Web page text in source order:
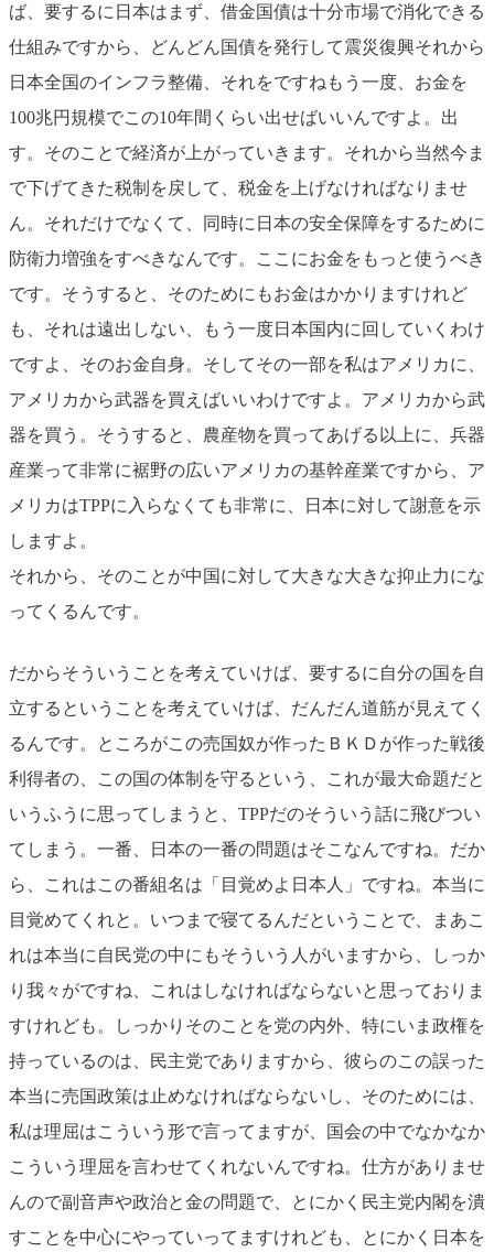
ば、要するに日本はまず、借金国債は十分市場で消化できる
仕組みですから、どんどん国債を発行して震災復興それから
日本全国のインフラ整備、それをですねもう一度、お金を
100兆円規模でこの10年間くらい出せばいいんですよ。出
す。そのことで経済が上がっていきます。それから当然今ま
で下げてきた税制を戻して、税金を上げなければなりませ
ん。それだけでなくて、同時に日本の安全保障をするために
防衛力増強をすべきなんです。ここにお金をもっと使うべき
です。そうすると、そのためにもお金はかかりますけれど
も、それは遠出しない、もう一度日本国内に回していくわけ
ですよ、そのお金自身。そしてその一部を私はアメリカに、
アメリカから武器を買えばいいわけですよ。アメリカから武
器を買う。そうすると、農産物を買ってあげる以上に、兵器
産業って非常に裾野の広いアメリカの基幹産業ですから、ア
メリカはTPPに入らなくても非常に、日本に対して謝意を示
しますよ。
それから、そのことが中国に対して大きな大きな抑止力にな
ってくるんです。
だからそういうことを考えていけば、要するに自分の国を自
立するということを考えていけば、だんだん道筋が見えてく
るんです。ところがこの売国奴が作ったＢＫＤが作った戦後
利得者の、この国の体制を守るという、これが最大命題だと
いうふうに思ってしまうと、TPPだのそういう話に飛びつい
てしまう。一番、日本の一番の問題はそこなんですね。だか
ら、これはこの番組名は「目覚めよ日本人」ですね。本当に
目覚めてくれと。いつまで寝てるんだということで、まあこ
れは本当に自民党の中にもそういう人がいますから、しっか
り我々がですね、これはしなければならないと思っておりま
すけれども。しっかりそのことを党の内外、特にいま政権を
持っているのは、民主党でありますから、彼らのこの誤った
本当に売国政策は止めなければならないし、そのためには、
私は理屈はこういう形で言ってますが、国会の中でなかなか
こういう理屈を言わせてくれないんですね。仕方がありませ
んので副音声や政治と金の問題で、とにかく民主党内閣を潰
すことを中心にやっていってますけれども、とにかく日本を